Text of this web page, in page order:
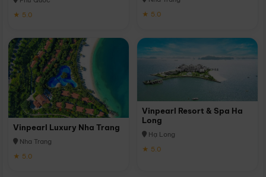
★ 5.0
★ 5.0
Vinpearl Luxury Nha Trang
Nha Trang
★ 5.0
Vinpearl Resort & Spa Ha
Long
Hạ Long
★ 5.0